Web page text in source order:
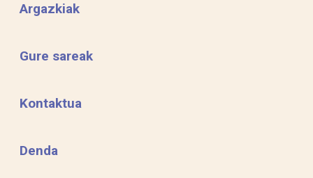
Argazkiak
Gure sareak
Kontaktua
Denda